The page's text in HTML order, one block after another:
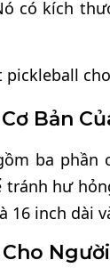
có kích
Bản
ba phần
tránh hư
16 inch dài